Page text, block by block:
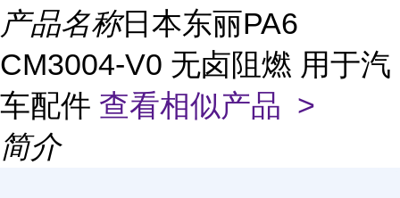
产品名称日本东丽PA6
CM3004-V0 无卤阻燃 用于汽
车配件 查看相似产品 >
简介